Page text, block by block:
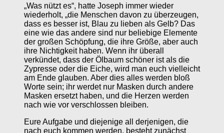
„Was nützt es“, hatte Joseph immer wieder
wiederholt, „die Menschen davon zu überzeugen,
dass es besser ist, Blau zu lieben als Gelb? Das
eine wie das andere sind nur beliebige Elemente
der großen Schöpfung, die ihre Größe, aber auch
ihre Nichtigkeit haben. Wenn ihr überall
verkündet, dass der Ölbaum schöner ist als die
Zypresse oder die Eiche, wird man euch vielleicht
am Ende glauben. Aber dies alles werden bloß
Worte sein; ihr werdet nur Masken durch andere
Masken ersetzt haben, und die Herzen werden
nach wie vor verschlossen bleiben.
Eure Aufgabe und diejenige all derjenigen, die
nach euch kommen werden, besteht zunächst